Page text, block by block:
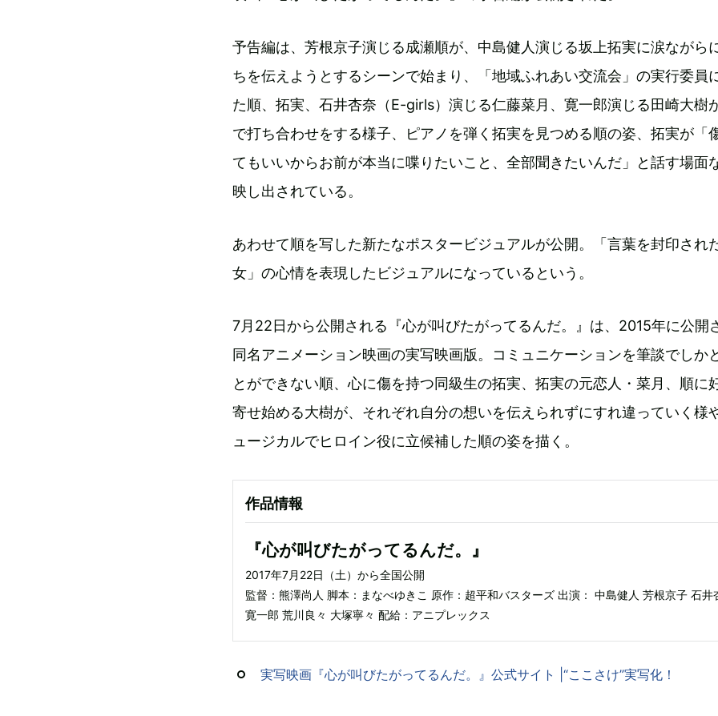
予告編は、芳根京子演じる成瀬順が、中島健人演じる坂上拓実に涙ながら
ちを伝えようとするシーンで始まり、「地域ふれあい交流会」の実行委員
た順、拓実、石井杏奈（E-girls）演じる仁藤菜月、寛一郎演じる田崎大樹
で打ち合わせをする様子、ピアノを弾く拓実を見つめる順の姿、拓実が「
てもいいからお前が本当に喋りたいこと、全部聞きたいんだ」と話す場面
映し出されている。
あわせて順を写した新たなポスタービジュアルが公開。「言葉を封印され
女」の心情を表現したビジュアルになっているという。
7月22日から公開される『心が叫びたがってるんだ。』は、2015年に公開
同名アニメーション映画の実写映画版。コミュニケーションを筆談でしか
とができない順、心に傷を持つ同級生の拓実、拓実の元恋人・菜月、順に
寄せ始める大樹が、それぞれ自分の想いを伝えられずにすれ違っていく様
ュージカルでヒロイン役に立候補した順の姿を描く。
作品情報
『心が叫びたがってるんだ。』
2017年7月22日（土）から全国公開
監督：熊澤尚人 脚本：まなべゆきこ 原作：超平和バスターズ 出演： 中島健人 芳根京子 石井
寛一郎 荒川良々 大塚寧々 配給：アニプレックス
実写映画『心が叫びたがってるんだ。』公式サイト |“ここさけ”実写化！